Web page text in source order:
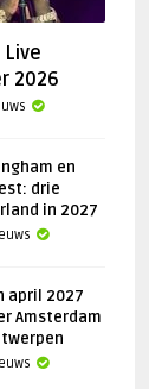
Live
2026
en
drie
in 2027
april 2027
Amsterdam